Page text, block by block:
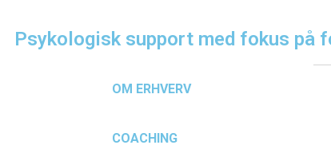
Psykologisk support med fokus på
OM ERHVERV
COACHING